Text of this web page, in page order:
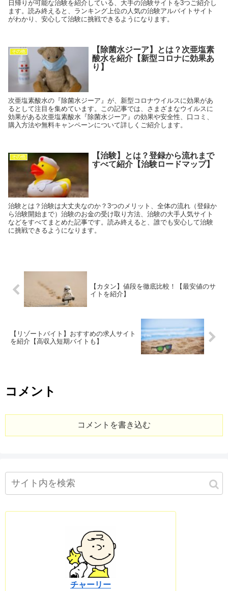
日帰りが可能な治験を紹介している、大手の治験サイトを3つご紹介し
ます。読み終えると、ランキング上位の人気の治験アルバイトサイト
がわかり、安心して治験に挑戦できるようになります。
その他
【除菌水ジーア】とは？次亜塩素
酸水を紹介【新型コロナに効果あ
り】
次亜塩素酸水の『除菌水ジーア』が、新型コロナウイルスに効果があ
るとして注目を集めています。この記事では、さまざまなウイルスに
効果がある次亜塩素酸水『除菌水ジーア』の効果や安全性、口コミ、
購入方法や無料キャンペーンについて詳しくご紹介します。
その他
【治験】とは？登録から流れまで
すべて紹介【治験ロードマップ】
治験とは？治験は大丈夫なのか？3つのメリット、全体の流れ（登録か
ら治験開始まで）治験のお金の受け取り方法、治験の大手人気サイト
などをすべてまとめた記事です。読み終えると、誰でも安心して治験
に挑戦できるようになります。
【カタン】値段を徹底比較！【最安値のサ
イトを紹介】
【リゾートバイト】おすすめの求人サイト
を紹介【高収入短期バイトも】
コメント
コメントを書き込む
チャーリー